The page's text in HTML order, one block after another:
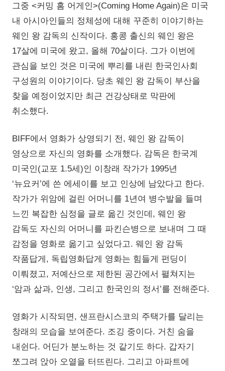
그중 <커밍 홈 어게인>(Coming Home Again)은 미국
내 아시아인들의 정체성에 대해 꾸준히 이야기하는
웨인 왕 감독의 신작이다. 홍콩 출신의 웨인 왕은
17살에 미국에 왔고, 올해 70살이다. 그가 이번에
관심을 보인 것은 미국에 뿌리를 내린 한국인사회
구성원의 이야기이다. 당초 웨인 왕 감독이 부산을
찾을 예정이었지만 최근 건강상태로 막판에
취소했다.
BIFF에서 영화가 상영되기 전, 웨인 왕 감독이
영상으로 자신의 영화를 소개했다. 감독은 한국계
미국인(교포 1.5세)인 이창래 작가가 1995년
‘뉴요커’에 쓴 에세이를 보고 인상에 남았다고 한다.
작가가 위암에 걸린 어머니를 1년여 병수발을 들며
느낀 복잡한 심정을 글로 옮긴 것인데, 웨인 왕
감독도 자신의 어머니를 파킨슨병으로 보내며 그 때
감정을 영화로 옮기고 싶었다고. 웨인 왕 감독
작품답게, 독립영화답게 영화는 힘들게 펀딩이
이뤄졌고, 저예산으로 제한된 공간에서 펼쳐지는
‘암과 삶과, 인생, 그리고 한국인의 정서’를 전해준다.
영화가 시작되면, 샌프란시스코의 주택가를 달리는
창래의 모습을 보여준다. 조깅 중이다. 거친 숨을
내쉰다. 어딘가 분노하는 것 같기도 하다. 갑자기
쪼그려 앉아 오열을 터뜨린다. 그리고 아파트에